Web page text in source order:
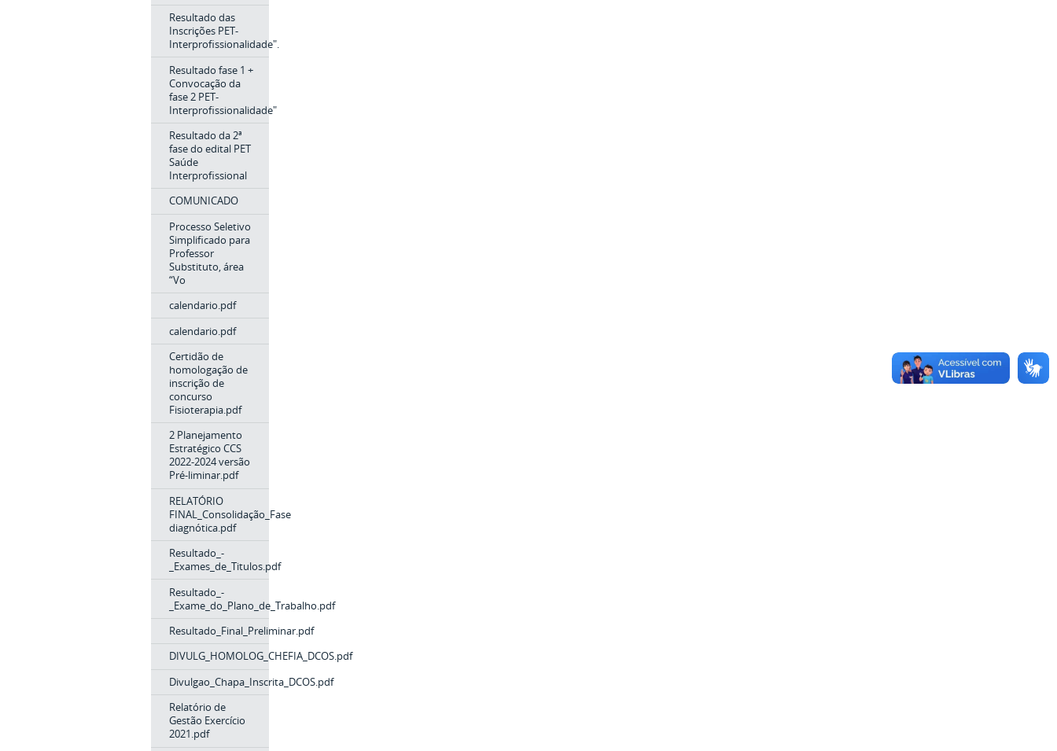
Resultado das
Inscrições PET-
Interprofissionalidade".
Resultado fase 1 +
Convocação da
fase 2 PET-
Interprofissionalidade"
Resultado da 2ª
fase do edital PET
Saúde
Interprofissional
COMUNICADO
Processo Seletivo
Simplificado para
Professor
Substituto, área
“Vo
calendario.pdf
calendario.pdf
Certidão de
homologação de
inscrição de
concurso
Fisioterapia.pdf
2 Planejamento
Estratégico CCS
2022-2024 versão
Pré-liminar.pdf
RELATÓRIO
FINAL_Consolidação_Fase
diagnótica.pdf
Resultado_-
_Exames_de_Titulos.pdf
Resultado_-
_Exame_do_Plano_de_Trabalho.pdf
Resultado_Final_Preliminar.pdf
DIVULG_HOMOLOG_CHEFIA_DCOS.pdf
Divulgao_Chapa_Inscrita_DCOS.pdf
Relatório de
Gestão Exercício
2021.pdf